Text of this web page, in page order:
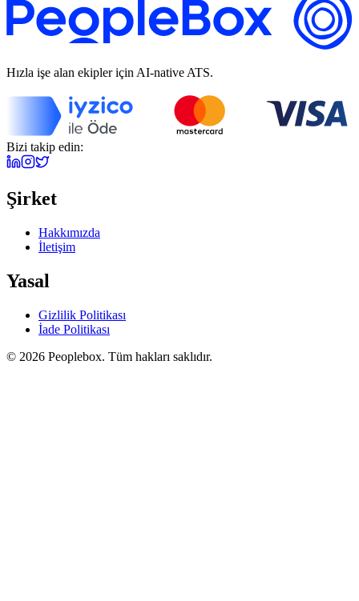
Hızla işe alan ekipler için AI-native ATS.
Bizi takip edin:
Şirket
Hakkımızda
İletişim
Yasal
Gizlilik Politikası
İade Politikası
© 2026 Peoplebox. Tüm hakları saklıdır.